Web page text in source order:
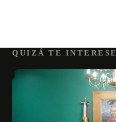
QUIZÁ TE INTERESE